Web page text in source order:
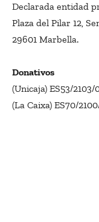
Declarada entidad
Plaza del Pilar 12,
29601 Marbella.
Donativos
(Unicaja) ES53/
(La Caixa) ES70/